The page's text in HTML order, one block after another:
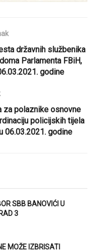
državnih službenika
Parlamenta FBiH,
godine
za polaznike osnovne
policijskih tijela
06.03.2021. godine
SBB BANOVIĆI U
3
MOŽE IZBRISATI